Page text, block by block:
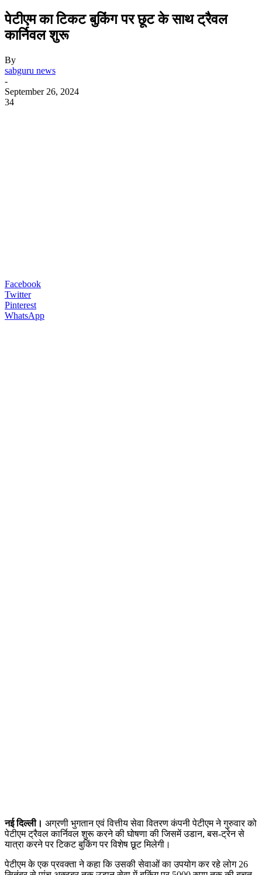
पेटीएम का टिकट बुकिंग पर छूट के साथ ट्रैवल
कार्निवल शुरू
By
sabguru news
-
September 26, 2024
34
Facebook
Twitter
Pinterest
WhatsApp
नई दिल्ली। अग्रणी भुगतान एवं वित्तीय सेवा वितरण कंपनी पेटीएम ने गुरुवार को
पेटीएम ट्रैवल कार्निवल शुरू करने की घोषणा की जिसमें उडान, बस-ट्रेन से
यात्रा करने पर टिकट बुकिंग पर विशेष छूट मिलेगी।
पेटीएम के एक प्रवक्ता ने कहा कि उसकी सेवाओं का उपयोग कर रहे लोग 26